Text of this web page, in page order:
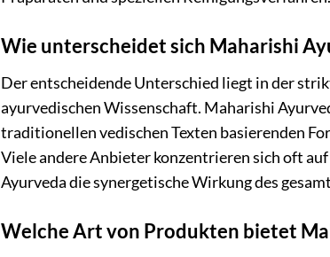
Wie unterscheidet sich Maharishi
Der entscheidende Unterschied liegt in der
ayurvedischen Wissenschaft. Maharishi
traditionellen vedischen Texten basierenden
Viele andere Anbieter konzentrieren sich oft
Ayurveda die synergetische Wirkung des
Welche Art von Produkten bietet